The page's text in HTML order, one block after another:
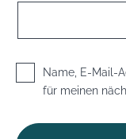
Name, E-Mail-
für meinen